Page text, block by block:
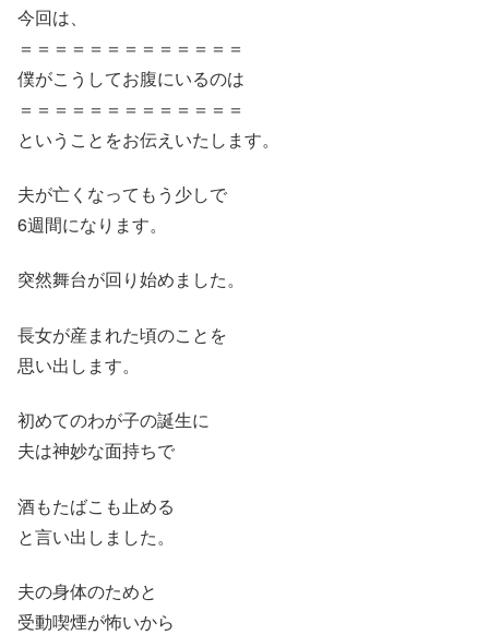
今回は、
＝＝＝＝＝＝＝＝＝＝＝＝＝
僕がこうしてお腹にいるのは
＝＝＝＝＝＝＝＝＝＝＝＝＝
ということをお伝えいたします。
夫が亡くなってもう少しで
6週間になります。
突然舞台が回り始めました。
長女が産まれた頃のことを
思い出します。
初めてのわが子の誕生に
夫は神妙な面持ちで
酒もたばこも止める
と言い出しました。
夫の身体のためと
受動喫煙が怖いから